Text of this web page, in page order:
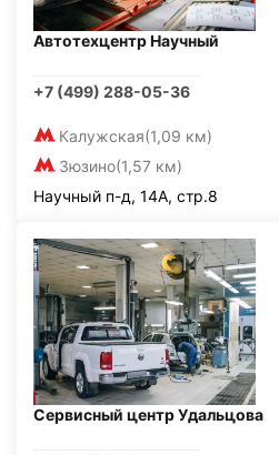
Автотехцентр Научный
+7 (499) 288-05-36
Калужская(1,09 км)
Зюзино(1,57 км)
Научный п-д, 14А, стр.8
Сервисный центр Удальцова